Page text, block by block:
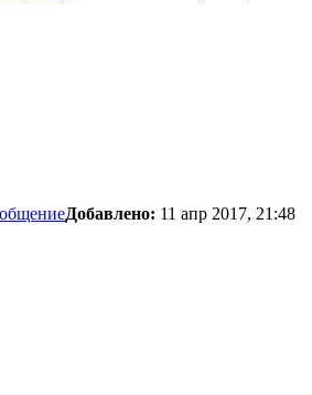
Добавлено: 11 апр 2017, 21:48